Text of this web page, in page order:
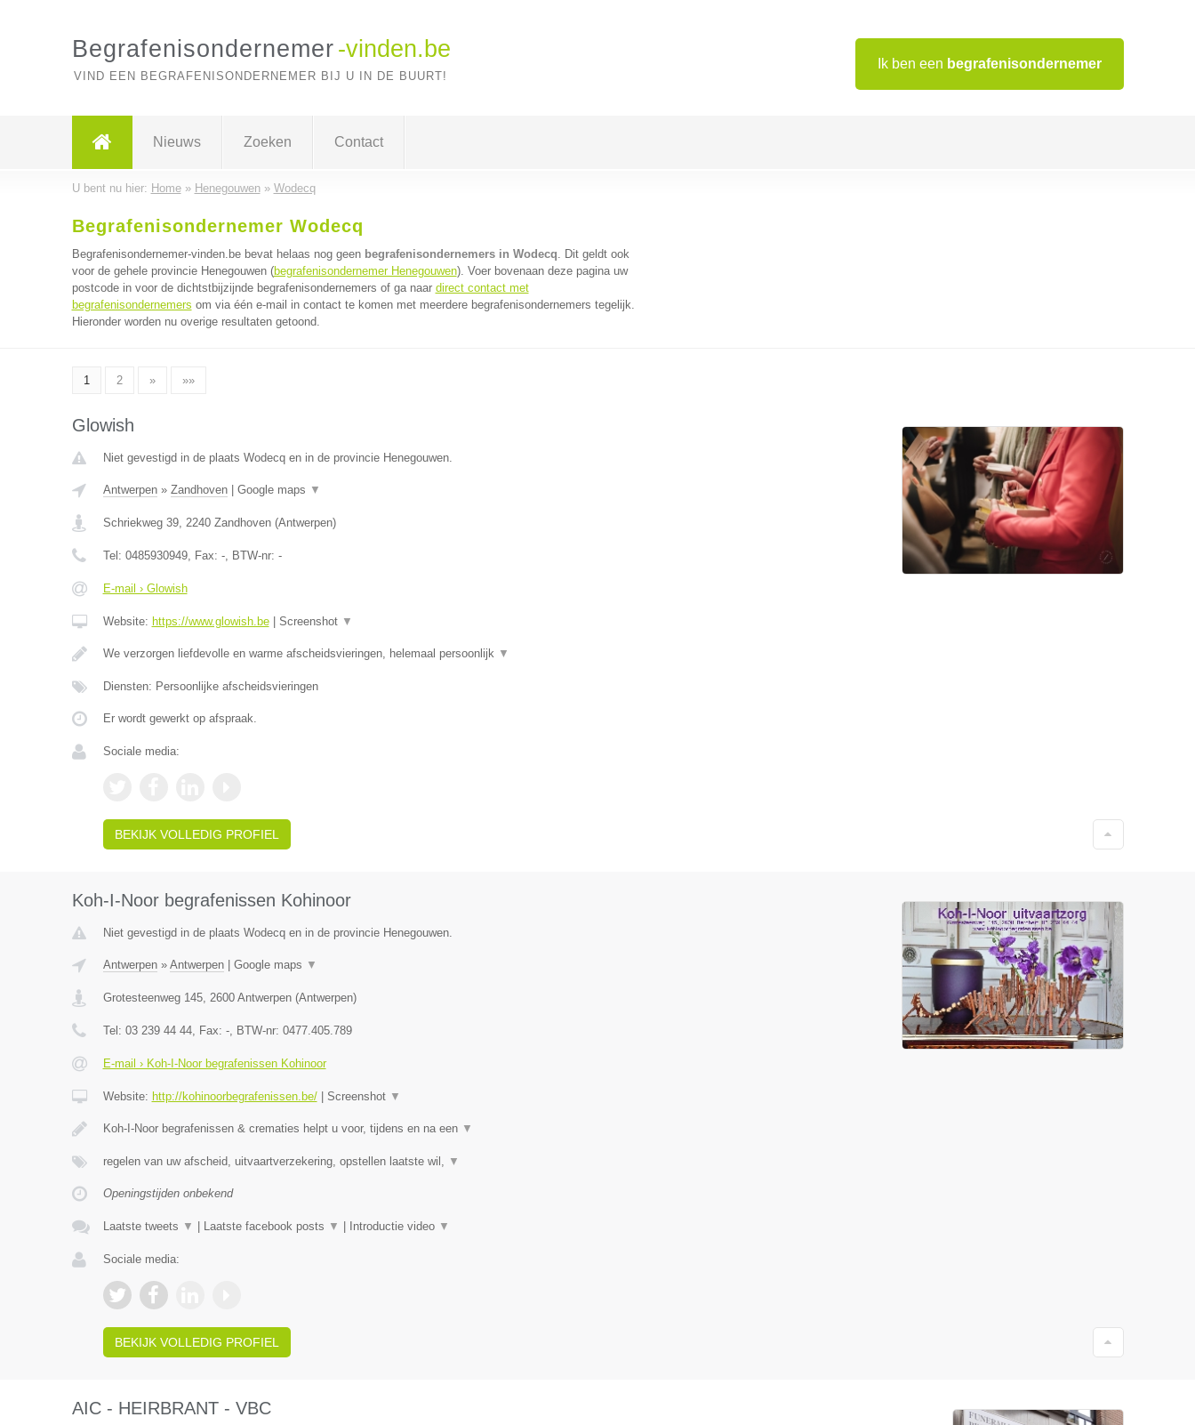
Ik ben een begrafenisondernemer
Begrafenisondernemer -vinden.be
VIND EEN BEGRAFENISONDERNEMER BIJ U IN DE BUURT!
Nieuws Zoeken Contact
U bent nu hier: Home» Henegouwen» Wodecq
Begrafenisondernemer Wodecq
Begrafenisondernemer-vinden.be bevat helaas nog geen begrafenisondernemers in Wodecq. Dit geldt ook
voor de gehele provincie Henegouwen (begrafenisondernemer Henegouwen). Voer bovenaan deze pagina uw
postcode in voor de dichtstbijzijnde begrafenisondernemers of ga naar direct contact met
begrafenisondernemers om via één e-mail in contact te komen met meerdere begrafenisondernemers tegelijk.
Hieronder worden nu overige resultaten getoond.
1 2 » »»
Glowish
Niet gevestigd in de plaats Wodecq en in de provincie Henegouwen.
Antwerpen» Zandhoven| Google maps ▼
Schriekweg 39, 2240 Zandhoven(Antwerpen)
Tel: 0485930949, Fax: -, BTW-nr: -
E-mail › Glowish
Website: https://www.glowish.be| Screenshot ▼
We verzorgen liefdevolle en warme afscheidsvieringen, helemaal persoonlijk ▼
Diensten: Persoonlijke afscheidsvieringen
Er wordt gewerkt op afspraak.
Sociale media:
BEKIJK VOLLEDIG PROFIEL
Koh-I-Noor begrafenissen Kohinoor
Niet gevestigd in de plaats Wodecq en in de provincie Henegouwen.
Antwerpen» Antwerpen| Google maps ▼
Grotesteenweg 145, 2600 Antwerpen(Antwerpen)
Tel: 03 239 44 44, Fax: -, BTW-nr: 0477.405.789
E-mail › Koh-I-Noor begrafenissen Kohinoor
Website: http://kohinoorbegrafenissen.be/| Screenshot ▼
Koh-I-Noor begrafenissen & crematies helpt u voor, tijdens en na een ▼
regelen van uw afscheid, uitvaartverzekering, opstellen laatste wil, ▼
Openingstijden onbekend
Laatste tweets ▼ Laatste facebook posts ▼ Introductie video ▼
Sociale media:
BEKIJK VOLLEDIG PROFIEL
AIC - HEIRBRANT - VBC